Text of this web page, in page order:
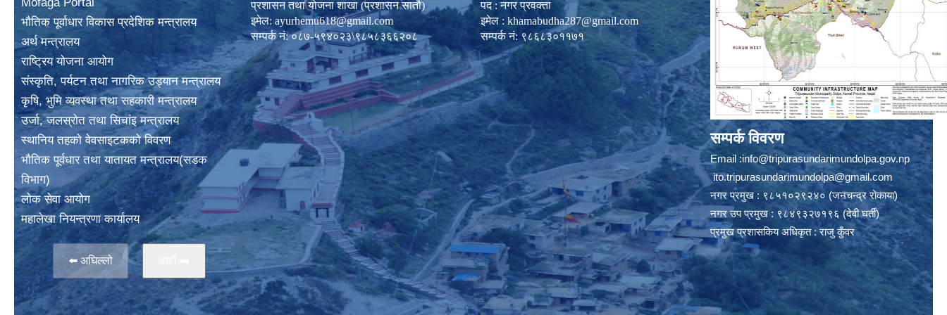
भाैतिक पूर्वाधार विकास प्रदेशिक मन्त्रालय
अर्थ मन्त्रालय
राष्ट्रिय योजना आयोग
संस्कृति, पर्यटन तथा नागरिक उड्यान मन्त्रालय
कृषि, भुमि व्यवस्था तथा सहकारी मन्त्रालय
उर्जा, जलस्राेत तथा सिचांइ मन्त्रालय
स्थानिय तहकाे वेवसाइटककाे विवरण
भाैतिक पूर्वधार तथा यातायत मन्त्रालय(सडक
विभाग)
लाेक सेवा आयोग
महालेखा नियन्त्रणा कार्यालय
⬅️ अघिल्लो
प्रशासन तथा योजना शाखा (प्रशासन सातौ)
इमेल: ayurhemu618@gmail.com
सम्पर्क नं: ०८७-५९४०२३\९८५८३६६२०८
पद : नगर प्रवक्ता
इमेल : khamabudha287@gmail.com
सम्पर्क नं: ९८६८३०११७१
सम्पर्क विवरण
Email :info@tripurasundarimundolpa.gov.np
ito.tripurasundarimundolpa@gmail.com
नगर प्रमुख : ९८५१०२९२४० (जनचन्द्र रोकाया)
नगर उप प्रमुख : ९८४९३२७१९६ (देवी घर्ती)
प्रमुख प्रशासकिय अधिकृत : राजु कुँवर